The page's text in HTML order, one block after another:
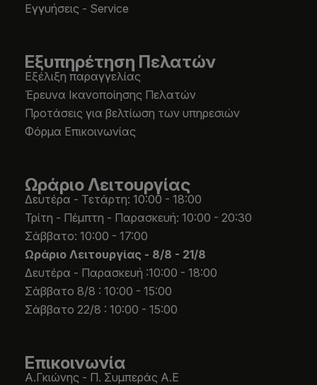
Εγγυήσεις - Service
Εξυπηρέτηση Πελατών
Εξέλιξη παραγγελίας
Έρευνα Ικανοποίησης Πελατών
Προτάσεις για βελτίωση των υπηρεσιών
Φόρμα Επικοινωνίας
Ωράριο Λειτουργίας
Δευτέρα - Τετάρτη: 10:00 - 18:00
Τρίτη - Πέμπτη - Παρασκευή: 10:00 - 20:30
Σάββατο: 10:00 - 17:00
Ωράριο Λειτουργίας - 8/8 - 21/8
Δευτέρα - Παρασκευή :10:00 - 18:00
Σάββατο 8/8 : 10:00 - 15:00
Σάββατο 22/8 : 10:00 - 15:00
Επικοινωνία
Α.Γκιώνης - Π. Συμπεράς Α.Ε